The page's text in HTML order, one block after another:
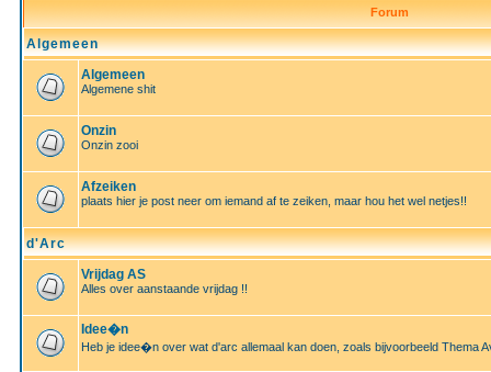
Forum
Algemeen
Algemeen
Algemene shit
Onzin
Onzin zooi
Afzeiken
plaats hier je post neer om iemand af te zeiken, maar hou het wel netjes!!
d'Arc
Vrijdag AS
Alles over aanstaande vrijdag !!
Idee�n
Heb je idee�n over wat d'arc allemaal kan doen, zoals bijvoorbeeld Thema